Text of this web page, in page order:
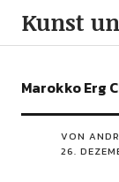
Kunst
Marokko Erg
VON
26.